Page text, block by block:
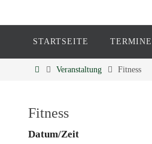
Eckenheim
STARTSEITE TERMINE
Veranstaltung Fitness
Fitness
Datum/Zeit